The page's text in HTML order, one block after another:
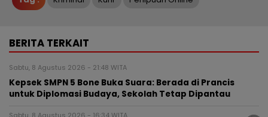
BERITA TERKAIT
Sabtu, 8 Agustus 2026 - 21:48 WITA
Kepsek SMPN 5 Bone Buka Suara: Berada di Prancis
untuk Diplomasi Budaya, Sekolah Tetap Dipantau